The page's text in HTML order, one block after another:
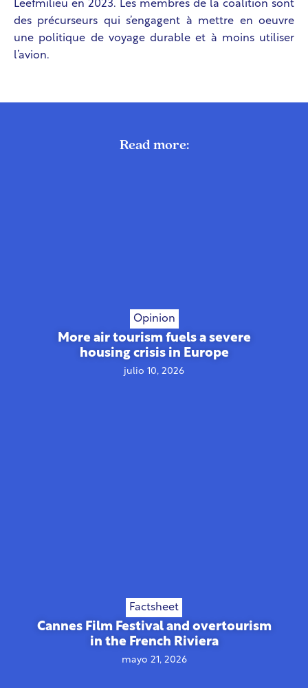
Leefmilieu en 2023. Les membres de la coalition sont
des précurseurs qui s’engagent à mettre en oeuvre
une politique de voyage durable et à moins utiliser
l’avion.
Read more:
Opinion
More air tourism fuels a severe
housing crisis in Europe
julio 10, 2026
Factsheet
Cannes Film Festival and overtourism
in the French Riviera
mayo 21, 2026